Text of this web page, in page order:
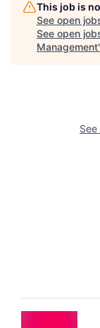
This job is
See open
See open
Management